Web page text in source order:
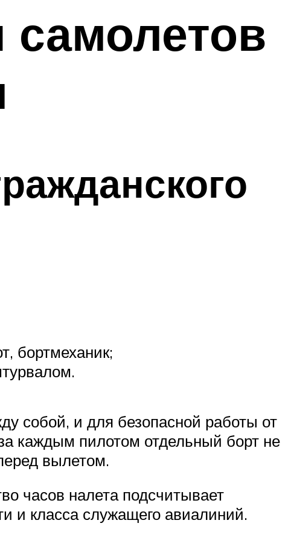
бортмеханик;
собой, и для безопасной работы от
каждым пилотом отдельный борт не
вылетом.
часов налета подсчитывает
и класса служащего авиалиний.